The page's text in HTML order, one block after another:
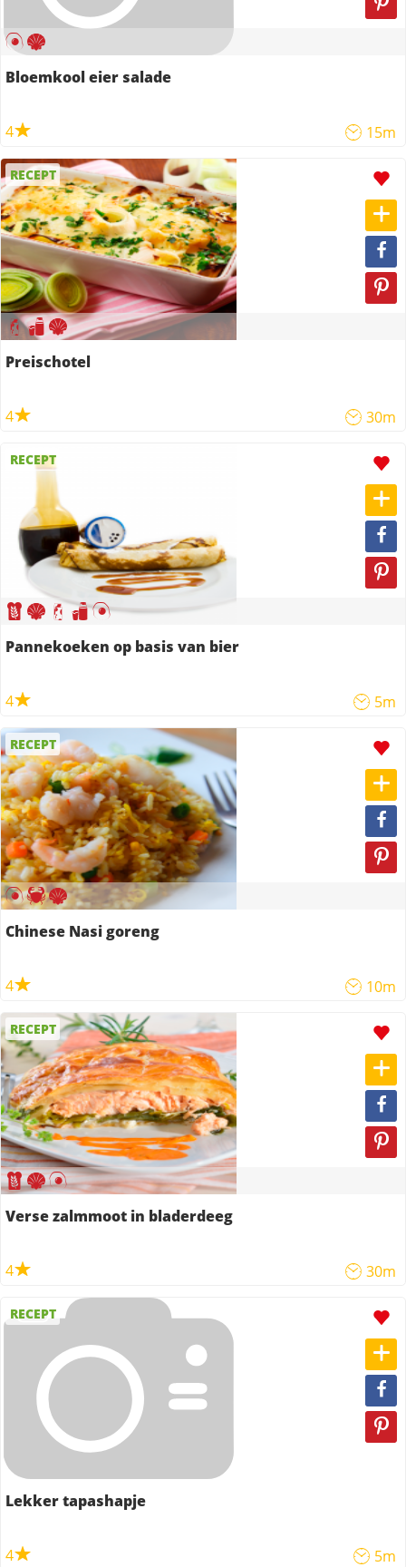
Bloemkool eier salade
4 15m
RECEPT
Preischotel
4 30m
RECEPT
Pannekoeken op basis van bier
4 5m
RECEPT
Chinese Nasi goreng
4 10m
RECEPT
Verse zalmmoot in bladerdeeg
4 30m
RECEPT
Lekker tapashapje
4 5m